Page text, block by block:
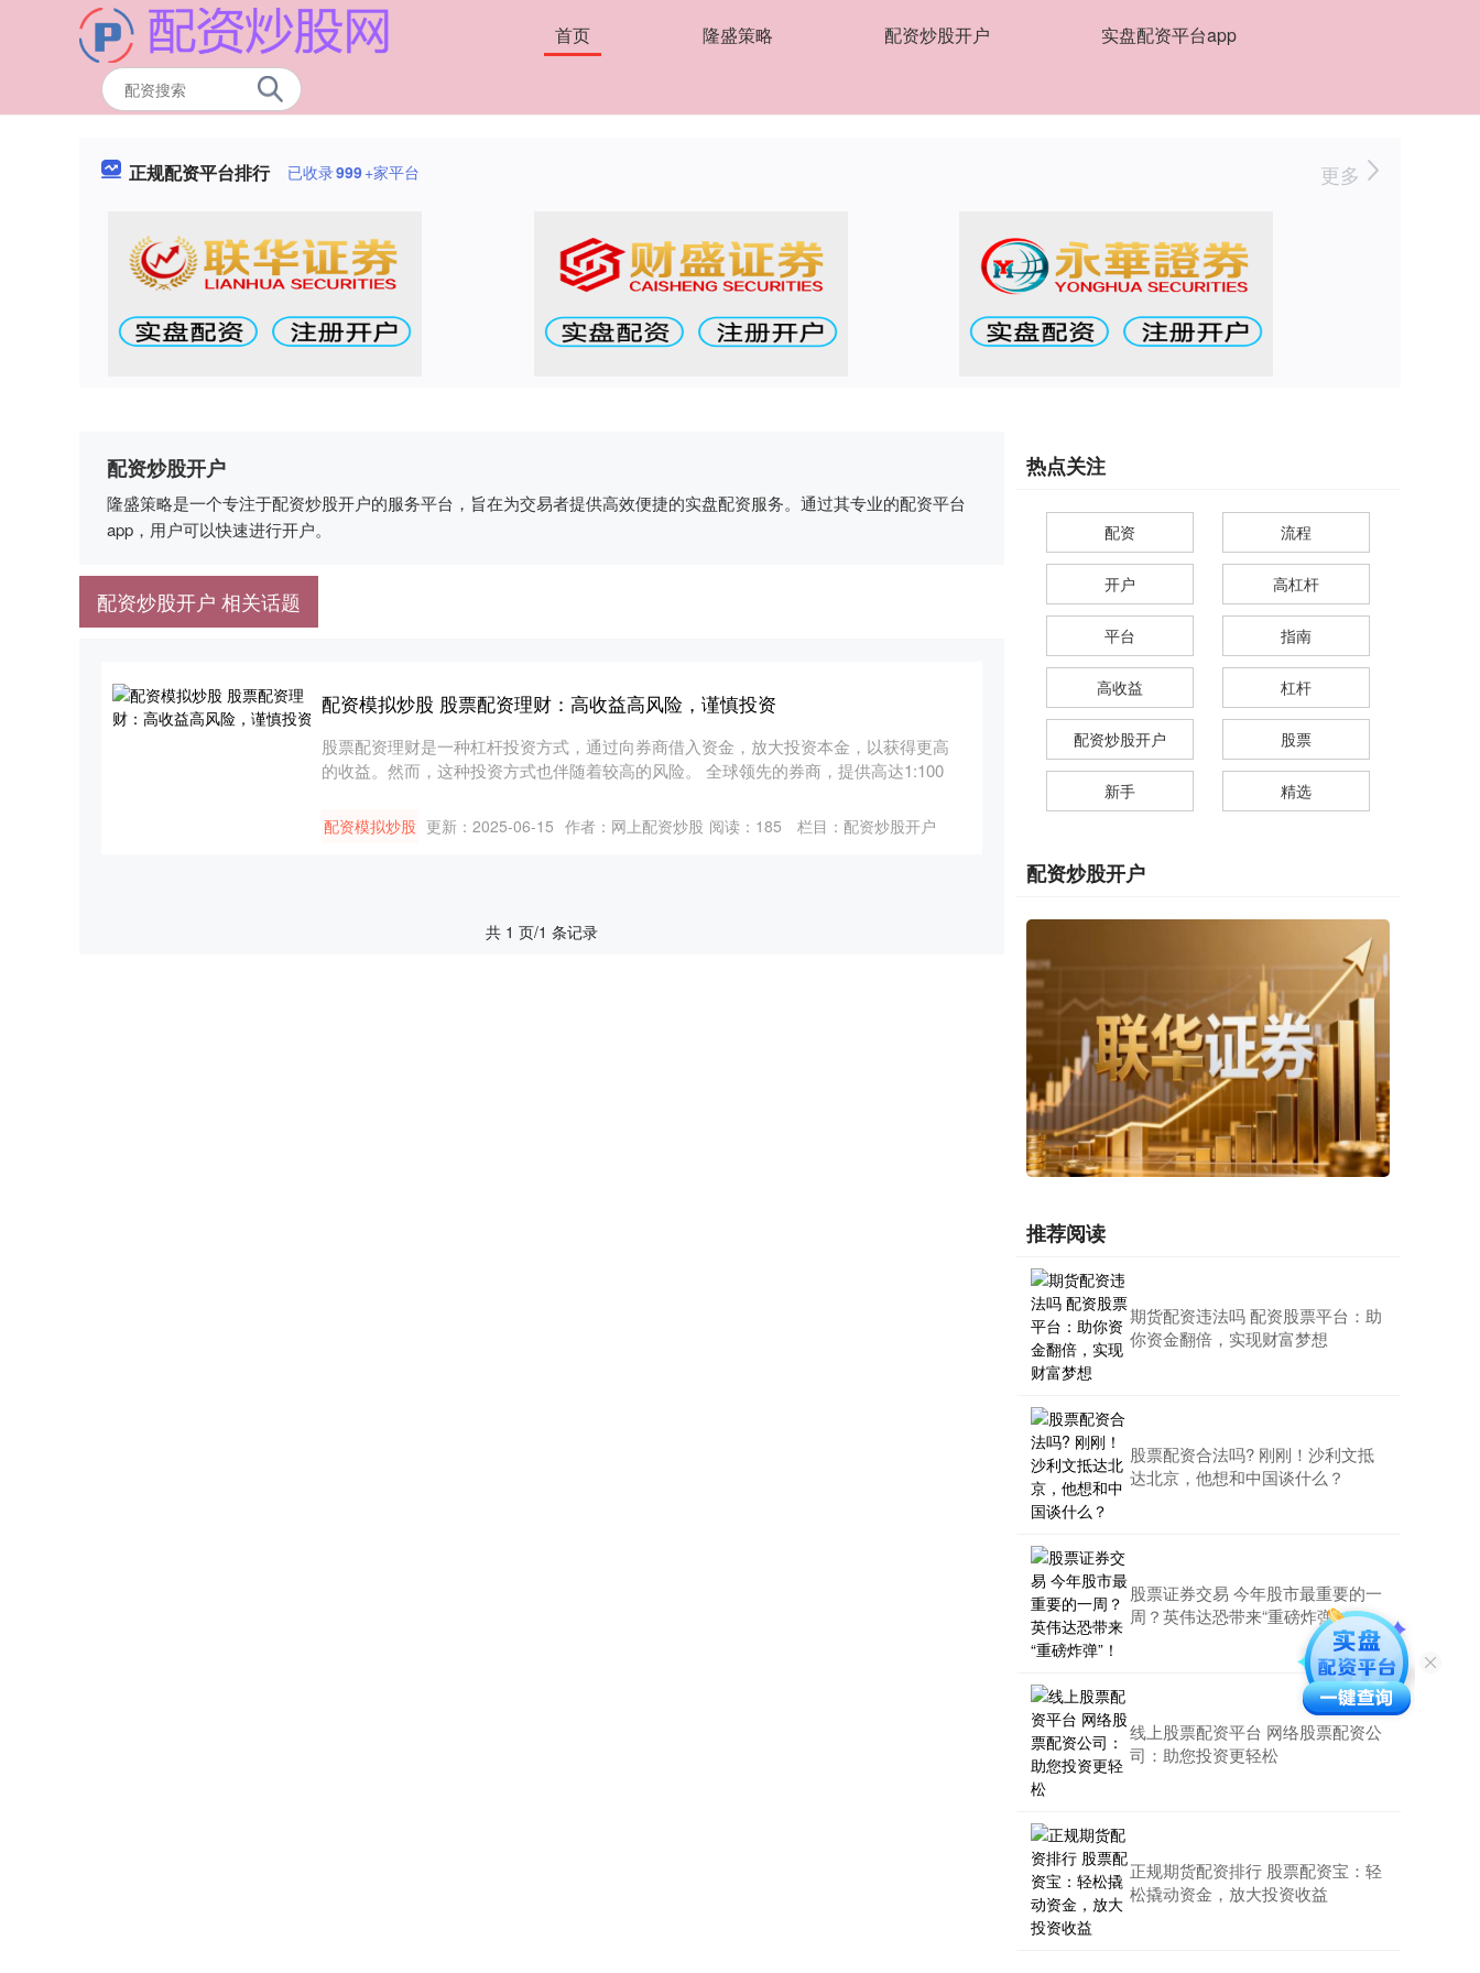
首页 隆盛策略 配资炒股开户 实盘配资平台app
正规配资平台排行 已收录999+家平台 更多
配资炒股开户
隆盛策略是一个专注于配资炒股开户的服务平台，旨在为交易者提供高效便捷的实盘配资服务。通过其专业的配资平台
app，用户可以快速进行开户。
配资炒股开户 相关话题
配资模拟炒股 股票配资理财：高收益高风险，谨慎投资
股票配资理财是一种杠杆投资方式，通过向券商借入资金，放大投资本金，以获得更高
的收益。然而，这种投资方式也伴随着较高的风险。 全球领先的券商，提供高达1:100
配资模拟炒股 更新：2025-06-15 作者：网上配资炒股 阅读： 185 栏目： 配资炒股开户
共 1 页/1 条记录
热点关注
配资 流程
开户 高杠杆
平台 指南
高收益 杠杆
配资炒股开户 股票
新手 精选
配资炒股开户
推荐阅读
期货配资违法吗 配资股票平台：助
你资金翻倍，实现财富梦想
股票配资合法吗? 刚刚！沙利文抵
达北京，他想和中国谈什么？
股票证券交易 今年股市最重要的一
周？英伟达恐带来“重磅炸弹”！
线上股票配资平台 网络股票配资公
司：助您投资更轻松
正规期货配资排行 股票配资宝：轻
松撬动资金，放大投资收益